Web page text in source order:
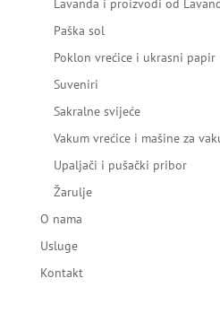
Lavanda i proizvodi od
Paška sol
Poklon vrećice i ukrasni papir
Suveniri
Sakralne svijeće
Vakum vrećice i mašine za
Upaljači i pušački pribor
Žarulje
O nama
Usluge
Kontakt